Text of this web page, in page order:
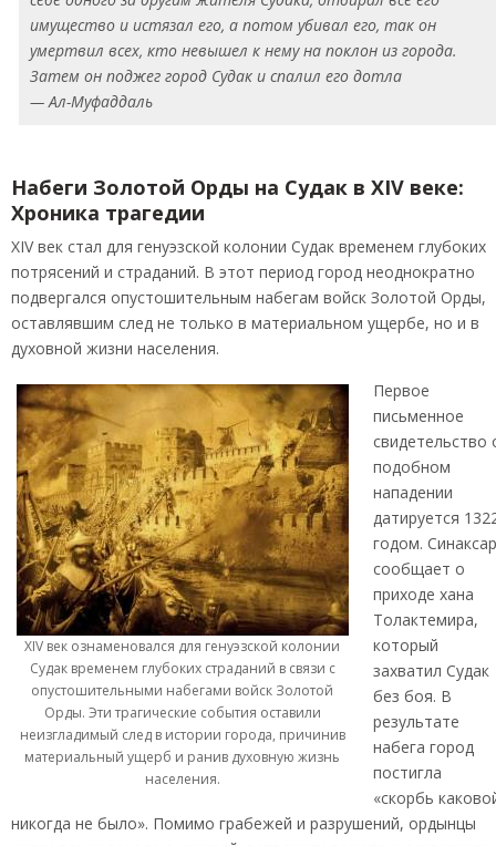
имущество и истязал его, а потом убивал его, так он
умертвил всех, кто невышел к нему на поклон из города.
Затем он поджег город Судак и спалил его дотла
— Ал-Муфаддаль
Набеги Золотой Орды на Судак в XIV веке:
Хроника трагедии
XIV век стал для генуэзской колонии Судак временем глубоких
потрясений и страданий. В этот период город неоднократно
подвергался опустошительным набегам войск Золотой Орды,
оставлявшим след не только в материальном ущербе, но и в
духовной жизни населения.
XIV век ознаменовался для генуэзской колонии
Судак временем глубоких страданий в связи с
опустошительными набегами войск Золотой
Орды. Эти трагические события оставили
неизгладимый след в истории города, причинив
материальный ущерб и ранив духовную жизнь
населения.
Первое
письменное
свидетельство
подобном
нападении
датируется
годом.
сообщает о
приходе хана
Толактемира,
который
захватил Судак
без боя. В
результате
набега город
постигла
«скорбь
никогда не было». Помимо грабежей и разрушений, ордынцы